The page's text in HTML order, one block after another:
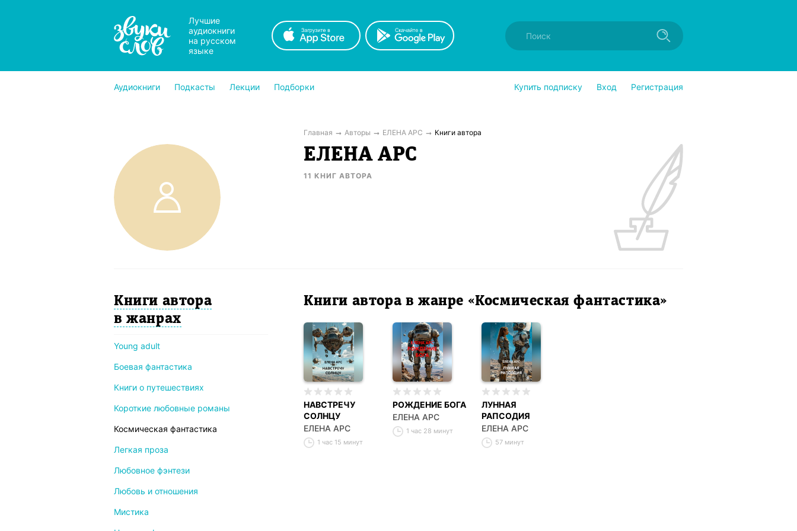
Лучшие
аудиокниги
на русском
языке
Аудиокниги Подкасты Лекции Подборки Купить подписку Вход Регистрация
Главная Авторы ЕЛЕНА АРС Книги автора
ЕЛЕНА АРС
11 КНИГ АВТОРА
Книги автора
в жанрах
Young adult
Боевая фантастика
Книги о путешествиях
Короткие любовные романы
Космическая фантастика
Легкая проза
Любовное фэнтези
Любовь и отношения
Мистика
Книги автора в жанре «Космическая фантастика»
НАВСТРЕЧУ
СОЛНЦУ
ЕЛЕНА АРС
1 час 15 минут
РОЖДЕНИЕ БОГА
ЕЛЕНА АРС
1 час 28 минут
ЛУННАЯ
РАПСОДИЯ
ЕЛЕНА АРС
57 минут